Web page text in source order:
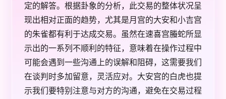
定的解答。根据卦象的分析，此交易的整体状况呈
现出相对正面的趋势，尤其是月宫的大安和小吉宫
的朱雀都有利于达成交易。虽然在速喜宫螣蛇所显
示出的一系列不顺利的特征，意味着在操作过程中
可能会遇到一些沟通上的误解和阻碍，这需要我们
在谈判时多加留意，灵活应对。大安宫的白虎也提
示我们要特别注意与对方的沟通，避免在交易过程